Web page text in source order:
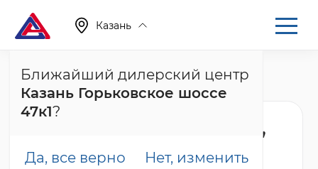
Казань
Ближайший дилерский центр
Казань Горьковское шоссе
47к1?
Да, все верно Нет, изменить
Главная Каталог
Новые автомобили
Dargo, I Рестайлинг
Haval Dargo Оптимум,
серый